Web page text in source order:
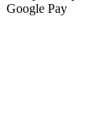
Google Pay